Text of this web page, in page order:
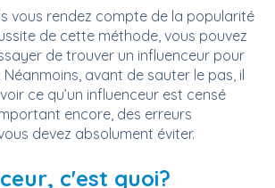
vous rendez compte de la popularité
de cette méthode, vous pouvez
de trouver un influenceur pour
avant de sauter le pas, il
ce qu’un influenceur est censé
encore, des erreurs
devez absolument éviter.
c'est quoi?